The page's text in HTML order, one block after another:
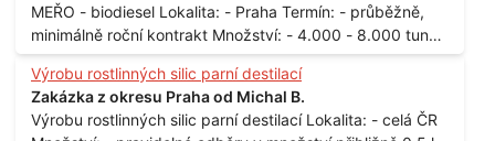
MEŘO - biodiesel Lokalita: - Praha Termín: - průběžně,
minimálně roční kontrakt Množství: - 4.000 - 8.000 tun
měsíčně
Výrobu rostlinných silic parní destilací
Zakázka z okresu Praha od Michal B.
Výrobu rostlinných silic parní destilací Lokalita: - celá ČR